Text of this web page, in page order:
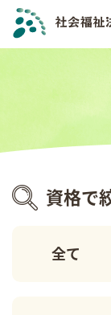
資格で
全て